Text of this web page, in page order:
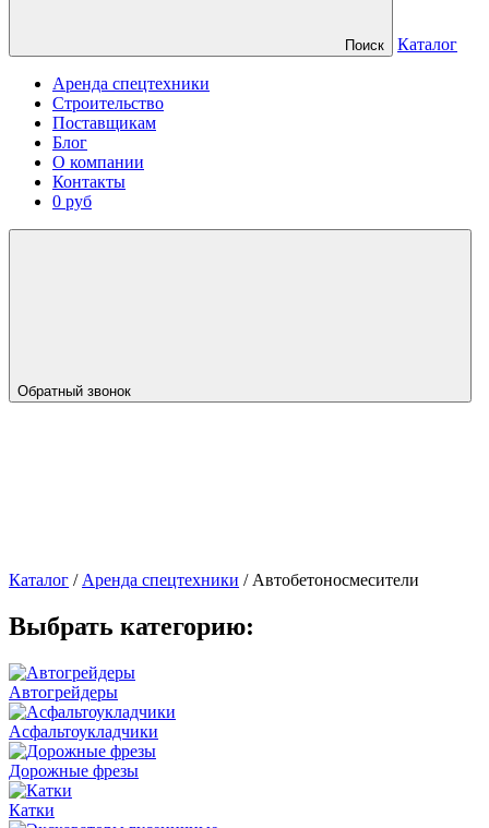
Поиск Каталог
Аренда спецтехники
Строительство
Поставщикам
Блог
О компании
Контакты
0 руб
Обратный звонок
Каталог / Аренда спецтехники / Автобетоно­смесители
Выбрать категорию:
Автогрейдеры
Асфальто­укладчики
Дорожные фрезы
Катки